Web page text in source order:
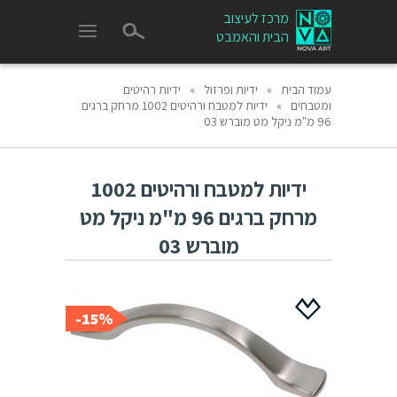
מרכז לעיצוב
הבית והאמבט
עמוד הבית » ידיות ופרזול »
ידיות רהיטים
ומטבחים
»
ידיות למטבח ורהיטים 1002 מרחק ברגים
96 מ"מ ניקל מט מוברש 03
ידיות למטבח ורהיטים 1002
מרחק ברגים 96 מ"מ ניקל מט
מוברש 03
15%-